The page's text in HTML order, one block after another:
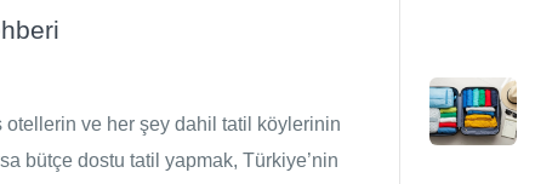
ve her şey dahil tatil köylerinin
bütçe dostu tatil yapmak, Türkiye’nin